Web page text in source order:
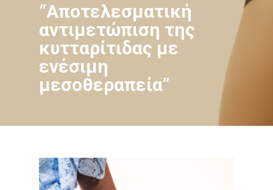
“Αποτελεσματική
αντιμετώπιση της
κυτταρίτιδας με
ενέσιμη
μεσοθεραπεία”